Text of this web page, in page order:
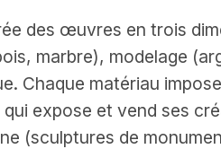
des œuvres en trois
marbre), modelage
Chaque matériau
expose et vend ses
(sculptures de